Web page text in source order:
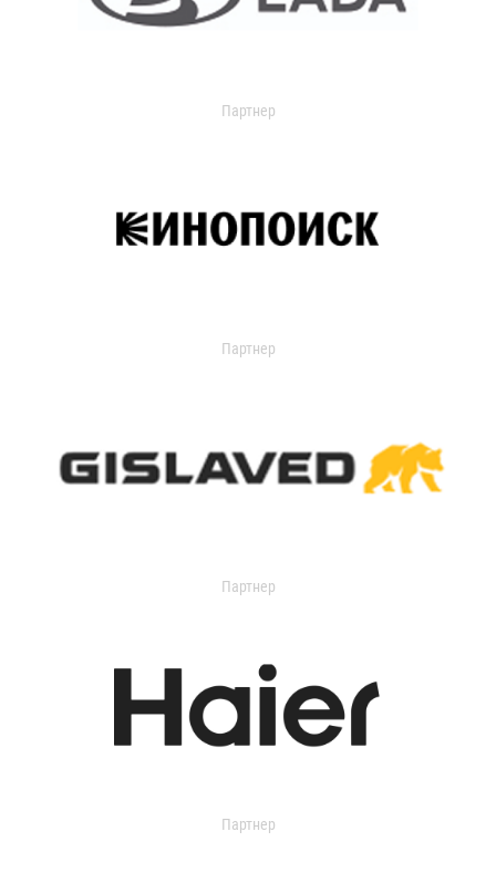
Партнер
Партнер
Партнер
Партнер